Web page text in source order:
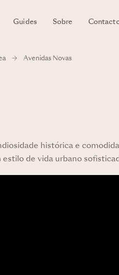
Guides Sobre
Avenidas Novas
histórica e
de vida urbano